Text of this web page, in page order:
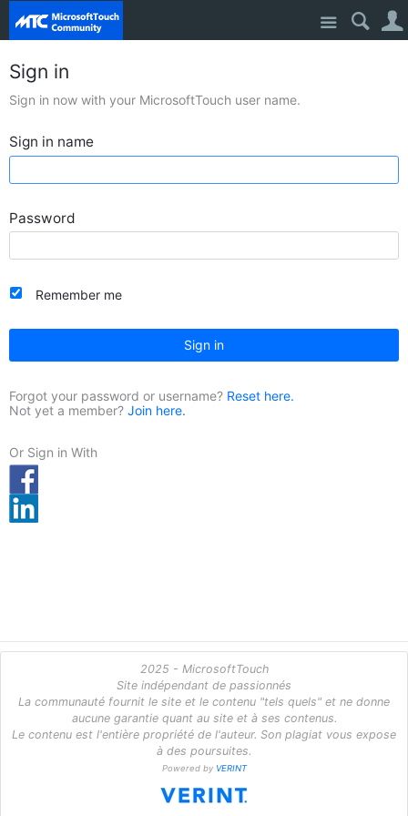
Site
Sign in
Sign in now with your MicrosoftTouch user name.
Sign in name
Password
Remember me
Sign in
Forgot your password or username? Reset here.
Not yet a member? Join here.
Or Sign in With
2025 - MicrosoftTouch
Site indépendant de passionnés
La communauté fournit le site et le contenu "tels quels" et ne donne
aucune garantie quant au site et à ses contenus.
Le contenu est l'entière propriété de l'auteur. Son plagiat vous expose
à des poursuites.
Powered by VERINT